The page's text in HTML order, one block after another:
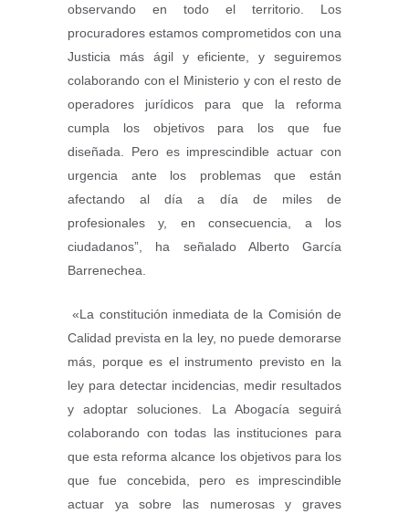
observando en todo el territorio. Los
procuradores estamos comprometidos con una
Justicia más ágil y eficiente, y seguiremos
colaborando con el Ministerio y con el resto de
operadores jurídicos para que la reforma
cumpla los objetivos para los que fue
diseñada. Pero es imprescindible actuar con
urgencia ante los problemas que están
afectando al día a día de miles de
profesionales y, en consecuencia, a los
ciudadanos”, ha señalado Alberto García
Barrenechea.
«La constitución inmediata de la Comisión de
Calidad prevista en la ley, no puede demorarse
más, porque es el instrumento previsto en la
ley para detectar incidencias, medir resultados
y adoptar soluciones. La Abogacía seguirá
colaborando con todas las instituciones para
que esta reforma alcance los objetivos para los
que fue concebida, pero es imprescindible
actuar ya sobre las numerosas y graves